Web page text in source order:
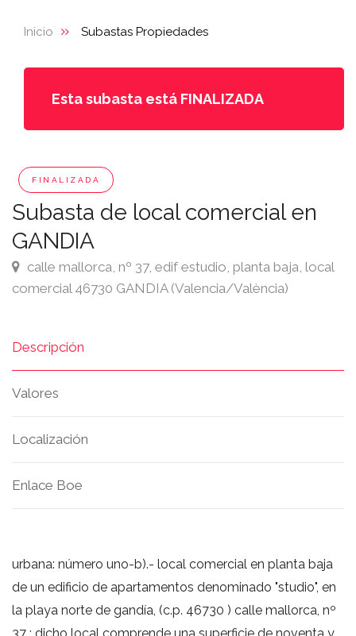
Inicio Subastas Propiedades
Esta subasta está FINALIZADA
FINALIZADA
Subasta de local comercial en
GANDIA
calle mallorca, nº 37, edif estudio, planta baja, local
comercial 46730 GANDIA (Valencia/València)
Descripción
Valores
Localización
Enlace Boe
urbana: número uno-b).- local comercial en planta baja
de un edificio de apartamentos denominado "studio", en
la playa norte de gandía, (c.p. 46730 ) calle mallorca, nº